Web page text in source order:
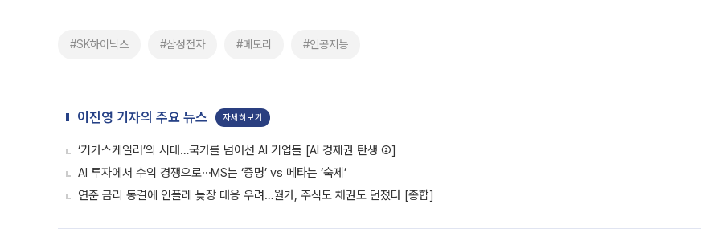
#SK하이닉스 #삼성전자 #메모리 #인공지능
이진영 기자의 주요 뉴스 자세히보기
‘기가스케일러’의 시대…국가를 넘어선 AI 기업들 [AI 경제권 탄생 ②]
AI 투자에서 수익 경쟁으로⋯MS는 ‘증명’ vs 메타는 ‘숙제’
연준 금리 동결에 인플레 늦장 대응 우려…월가, 주식도 채권도 던졌다 [종합]